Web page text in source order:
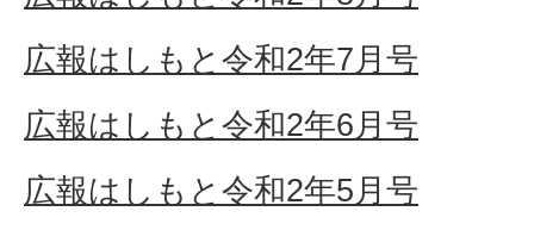
広報はしもと令和2年7月号
広報はしもと令和2年6月号
広報はしもと令和2年5月号